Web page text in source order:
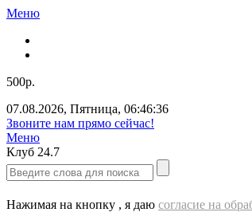
Меню
500р.
07.08.2026, Пятница, 06:46:37
Звоните нам прямо сейчас!
Меню
Клуб 24.7
Нажимая на кнопку , я даю согласие на